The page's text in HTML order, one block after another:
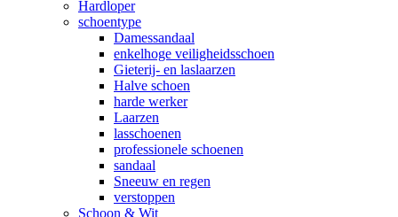
Hardloper
schoentype
Damessandaal
enkelhoge veiligheidsschoen
Gieterij- en laslaarzen
Halve schoen
harde werker
Laarzen
lasschoenen
professionele schoenen
sandaal
Sneeuw en regen
verstoppen
Schoon & Wit